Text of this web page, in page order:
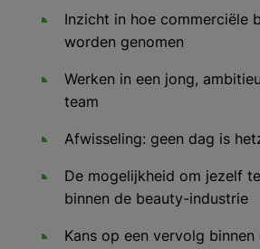
Inzicht in hoe commerciële
worden genomen
Werken in een jong,
team
Afwisseling: geen dag is
De mogelijkheid om jezelf
binnen de beauty-industrie
Kans op een vervolg